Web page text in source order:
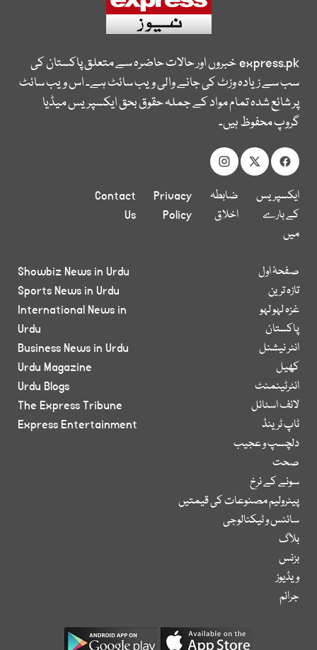
express.pkخبروں اور حالات حاضرہ سے متعلق پاکستان کی
سب سے زیادہ وزٹ کی جانے والی ویب سائٹ ہے۔ اس ویب سائٹ
پر شائع شدہ تمام مواد کے جملہ حقوق بحق ایکسپریس میڈیا
گروپ محفوظ ہیں۔
ایکسپریس
کے بارے
میں
ضابطہ
اخلاق
Privacy
Policy
Contact
Us
صفحۂ اول
تازہ ترین
غزہ لہو لہو
پاکستان
انٹر نیشنل
کھیل
انٹرٹینمنٹ
لائف اسٹائل
ٹاپ ٹرینڈ
دلچسپ و عجیب
صحت
سونے کے نرخ
پیٹرولیم مصنوعات کی قیمتیں
سائنس و ٹیکنالوجی
بلاگ
بزنس
ویڈیوز
جرائم
Showbiz News in Urdu
Sports News in Urdu
International News in
Urdu
Business News in Urdu
Urdu Magazine
Urdu Blogs
The Express Tribune
Express Entertainment